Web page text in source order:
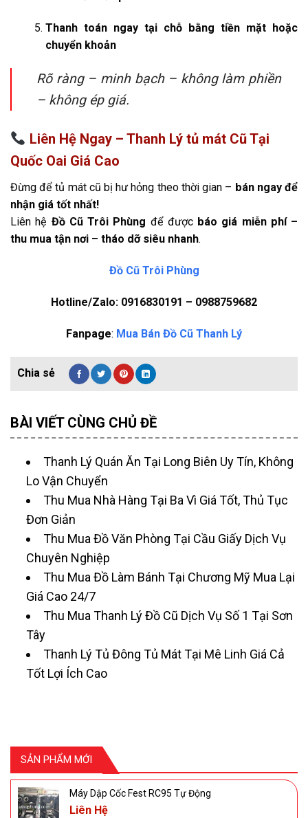
SẢN PHẨM MỚI
Máy Dập Cốc Fest RC95 Tự Động
Liên Hệ
Thanh toán ngay tại chỗ bằng tiền mặt hoặc
chuyển khoản
Rõ ràng – minh bạch – không làm phiền
– không ép giá.
Liên Hệ Ngay – Thanh Lý tủ mát Cũ Tại
Quốc Oai Giá Cao
Đừng để tủ mát cũ bị hư hỏng theo thời gian – bán ngay để
nhận giá tốt nhất!
Liên hệ Đồ Cũ Trôi Phùng để được báo giá miễn phí –
thu mua tận nơi – tháo dỡ siêu nhanh.
Đồ Cũ Trôi Phùng
Hotline/Zalo: 0916830191 – 0988759682
Fanpage: Mua Bán Đồ Cũ Thanh Lý
BÀI VIẾT CÙNG CHỦ ĐỀ
Thanh Lý Quán Ăn Tại Long Biên Uy Tín, Không
Lo Vận Chuyển
Thu Mua Nhà Hàng Tại Ba Vì Giá Tốt, Thủ Tục
Đơn Giản
Thu Mua Đồ Văn Phòng Tại Cầu Giấy Dịch Vụ
Chuyên Nghiệp
Thu Mua Đồ Làm Bánh Tại Chương Mỹ Mua Lại
Giá Cao 24/7
Thu Mua Thanh Lý Đồ Cũ Dịch Vụ Số 1 Tại Sơn
Tây
Thanh Lý Tủ Đông Tủ Mát Tại Mê Linh Giá Cả
Tốt Lợi Ích Cao